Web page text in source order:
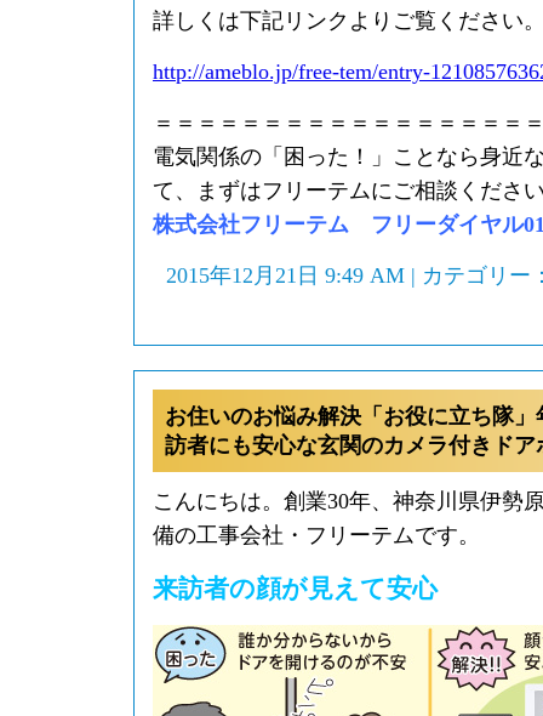
詳しくは下記リンクよりご覧ください
http://ameblo.jp/free-tem/entry-
＝＝＝＝＝＝＝＝＝＝＝＝＝＝＝＝＝
電気関係の「困った！」ことなら身近
て、まずはフリーテムにご相談くださ
株式会社フリーテム フリーダイヤル
2015年12月21日 9:49 AM | カテゴリー
お住いのお悩み解決「お役に立ち隊
訪者にも安心な玄関のカメラ付きドア
こんにちは。創業30年、神奈川県伊勢
備の工事会社・フリーテムです。
来訪者の顔が見えて安心